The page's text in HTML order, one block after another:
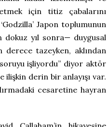
için titiz çabalarını
Japon toplumunun
yıl sonra— duygusal
tazeyken, aklından
soruyu işliyordu” diyor aktör
ilişkin derin bir anlayışı var.
cesaretine hayran